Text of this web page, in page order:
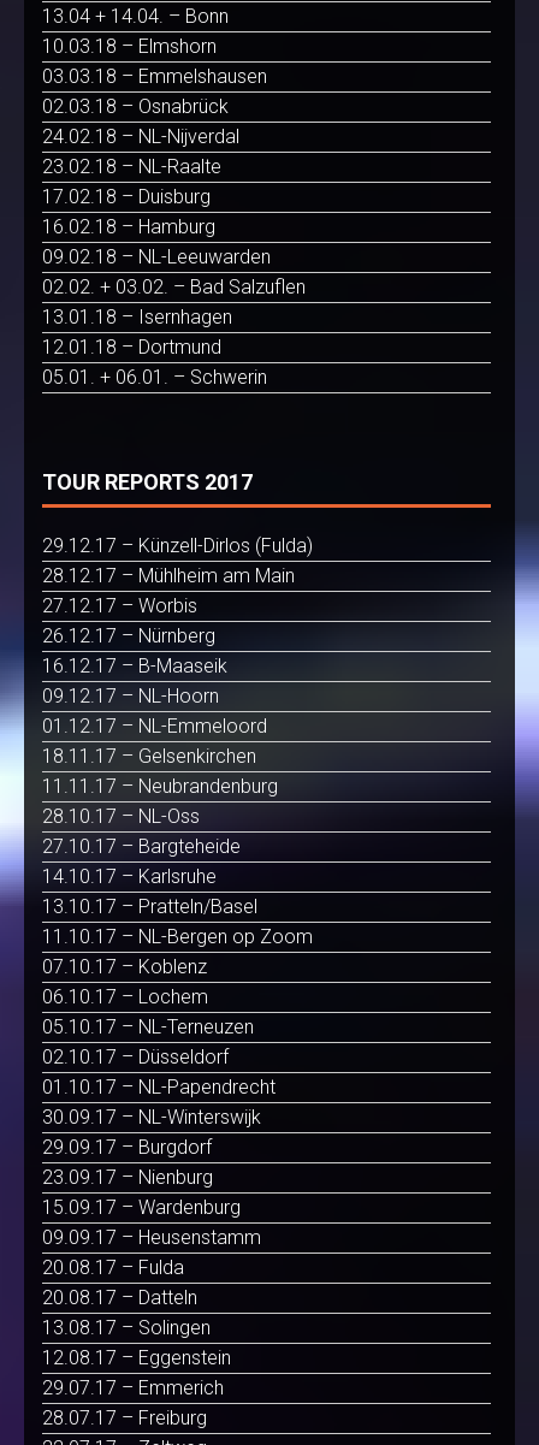
13.04 + 14.04. – Bonn
10.03.18 – Elmshorn
03.03.18 – Emmelshausen
02.03.18 – Osnabrück
24.02.18 – NL-Nijverdal
23.02.18 – NL-Raalte
17.02.18 – Duisburg
16.02.18 – Hamburg
09.02.18 – NL-Leeuwarden
02.02. + 03.02. – Bad Salzuflen
13.01.18 – Isernhagen
12.01.18 – Dortmund
05.01. + 06.01. – Schwerin
TOUR REPORTS 2017
29.12.17 – Künzell-Dirlos (Fulda)
28.12.17 – Mühlheim am Main
27.12.17 – Worbis
26.12.17 – Nürnberg
16.12.17 – B-Maaseik
09.12.17 – NL-Hoorn
01.12.17 – NL-Emmeloord
18.11.17 – Gelsenkirchen
11.11.17 – Neubrandenburg
28.10.17 – NL-Oss
27.10.17 – Bargteheide
14.10.17 – Karlsruhe
13.10.17 – Pratteln/Basel
11.10.17 – NL-Bergen op Zoom
07.10.17 – Koblenz
06.10.17 – Lochem
05.10.17 – NL-Terneuzen
02.10.17 – Düsseldorf
01.10.17 – NL-Papendrecht
30.09.17 – NL-Winterswijk
29.09.17 – Burgdorf
23.09.17 – Nienburg
15.09.17 – Wardenburg
09.09.17 – Heusenstamm
20.08.17 – Fulda
20.08.17 – Datteln
13.08.17 – Solingen
12.08.17 – Eggenstein
29.07.17 – Emmerich
28.07.17 – Freiburg